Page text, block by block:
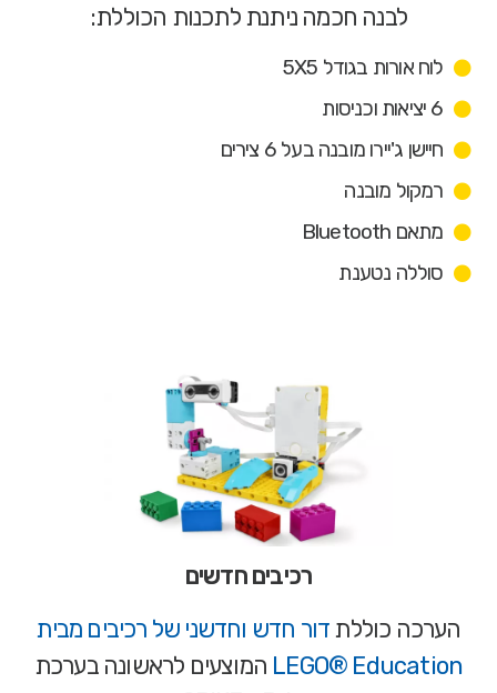
לבנה חכמה ניתנת לתכנות הכוללת:
לוח אורות בגודל 5X5
6 יציאות וכניסות
חיישן ג'יירו מובנה בעל 6 צירים
רמקול מובנה
מתאם Bluetooth
סוללה נטענת
רכיבים חדשים
הערכה כוללתדור חדש וחדשני של רכיבים מבית
LEGO® Education המוצעים לראשונה בערכת